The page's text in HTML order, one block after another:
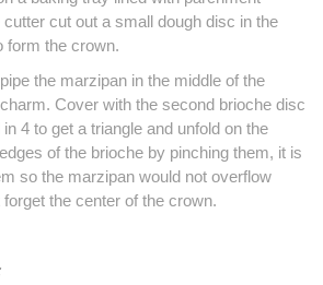
cut out a small dough disc in the
form the crown.
the marzipan in the middle of the
Cover with the second brioche disc
4 to get a triangle and unfold on the
of the brioche by pinching them, it is
so the marzipan would not overflow
forget the center of the crown.